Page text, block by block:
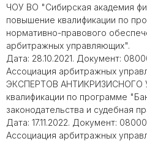
ЧОУ ВО "Сибирская академия
повышение квалификации по
нормативно-правового
арбитражных управляющих".
Дата: 28.10.2021. Документ:
Ассоциация арбитражных
ЭКСПЕРТОВ АНТИКРИЗИСНОГО
квалификации по программе
законодательства и судебная
Дата: 17.11.2022. Документ:
Ассоциация арбитражных